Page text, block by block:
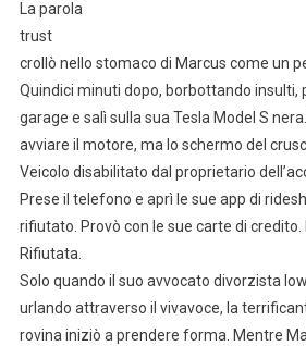
La parola
trust
crollò nello stomaco di Marcus come un
Quindici minuti dopo, borbottando insulti,
garage e salì sulla sua Tesla Model S
avviare il motore, ma lo schermo del
Veicolo disabilitato dal proprietario
Prese il telefono e aprì le sue app di
rifiutato. Provò con le sue carte di credito.
Rifiutata.
Solo quando il suo avvocato divorzista
urlando attraverso il vivavoce, la
rovina iniziò a prendere forma. Mentre